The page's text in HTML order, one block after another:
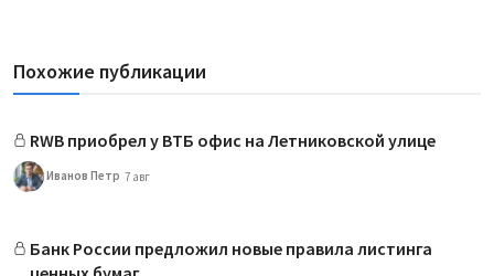
Похожие публикации
RWB приобрел у ВТБ офис на Летниковской улице
Иванов Петр 7 авг
Банк России предложил новые правила листинга